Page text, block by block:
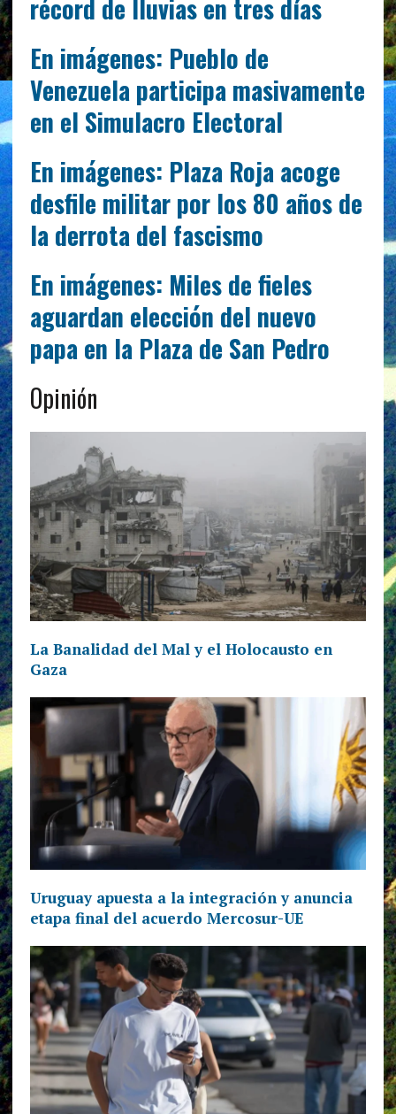
récord de lluvias en tres días
En imágenes: Pueblo de
Venezuela participa masivamente
en el Simulacro Electoral
En imágenes: Plaza Roja acoge
desfile militar por los 80 años de
la derrota del fascismo
En imágenes: Miles de fieles
aguardan elección del nuevo
papa en la Plaza de San Pedro
Opinión
La Banalidad del Mal y el Holocausto en
Gaza
Uruguay apuesta a la integración y anuncia
etapa final del acuerdo Mercosur-UE